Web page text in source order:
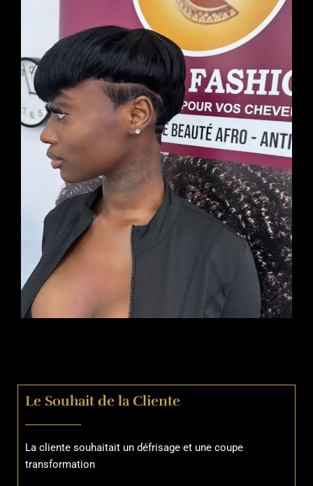
Le Souhait de la Cliente
La cliente souhaitait un défrisage et une coupe
transformation